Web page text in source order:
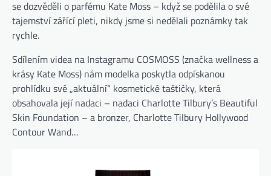
se dozvěděli o parfému Kate Moss – když se podělila o své
tajemství zářící pleti, nikdy jsme si nedělali poznámky tak
rychle.
Sdílením videa na Instagramu COSMOSS (značka wellness a
krásy Kate Moss) nám modelka poskytla odpískanou
prohlídku své „aktuální“ kosmetické taštičky, která
obsahovala její nadaci – nadaci Charlotte Tilbury’s Beautiful
Skin Foundation – a bronzer, Charlotte Tilbury Hollywood
Contour Wand…